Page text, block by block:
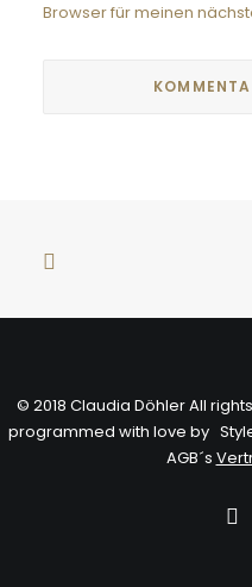
Browser für meinen
© 2018 Claudia Döhler All
programmed with love by
AGB´s